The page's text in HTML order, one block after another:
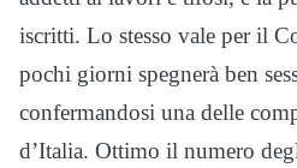
iscritti. Lo stesso vale per il
pochi giorni spegnerà ben
confermandosi una delle
d’Italia. Ottimo il numero